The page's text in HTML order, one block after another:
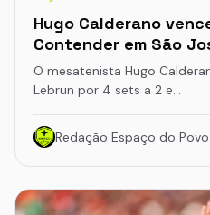
Hugo Calderano
Contender em São
O mesatenista Hugo
Lebrun por 4 sets a 2 e…
Redação Espaço do Povo